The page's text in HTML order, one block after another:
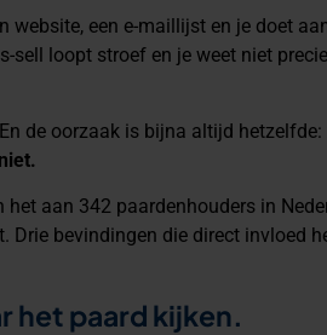
website, een e-maillijst en je doet
sell loopt stroef en je weet niet
de oorzaak is bijna altijd hetzelfde:
aan 342 paardenhouders in
Drie bevindingen die direct invloed
het paard kijken.